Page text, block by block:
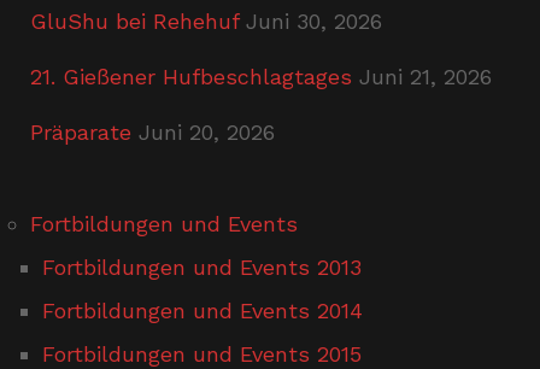
GluShu bei Rehehuf Juni 30, 2026
21. Gießener Hufbeschlagtages Juni 21, 2026
Präparate Juni 20, 2026
Fortbildungen und Events
Fortbildungen und Events 2013
Fortbildungen und Events 2014
Fortbildungen und Events 2015